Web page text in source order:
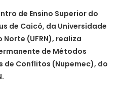
de Ensino Superior do
de Caicó, da Universidade
(UFRN), realiza
de Métodos
de Conflitos (Nupemec), do